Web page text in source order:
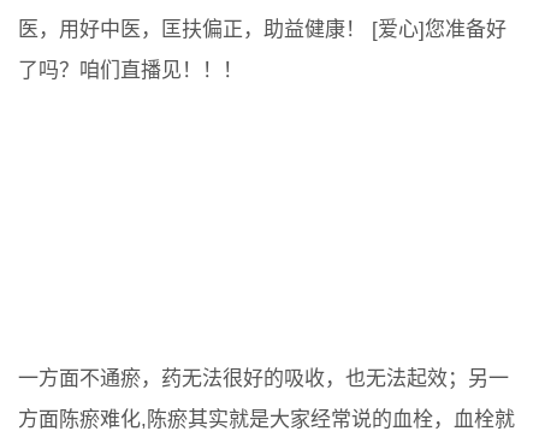
医，用好中医，匡扶偏正，助益健康！ [爱心]您准备好
了吗？咱们直播见！！！
一方面不通瘀，药无法很好的吸收，也无法起效；另一
方面陈瘀难化,陈瘀其实就是大家经常说的血栓，血栓就